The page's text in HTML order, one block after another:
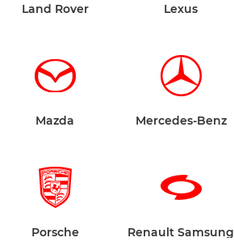
Land Rover Lexus
Mazda Mercedes-Benz
Porsche Renault Samsung